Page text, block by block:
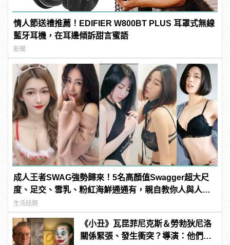
情人節送禮推薦！EDIFIER W800BT PLUS 耳罩式無線
藍牙耳機，在耳邊傾訴甜言蜜語
新聞
成人王者SWAG強勢歸來！5名高顏值Swagger超大尺
度、足交、雪乳、粉紅海鮮通通有，親自教你人與人的
連結！ | manfashion這樣變型男
生活話題
《小丑》瓦昆菲尼克斯＆勞勃狄尼洛
關係緊張、發生衝突？導演：他們在